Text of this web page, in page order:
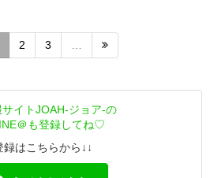
2 3 …
イトJOAH-ジョア-の
＠も登録してね♡
録はこちらから↓↓